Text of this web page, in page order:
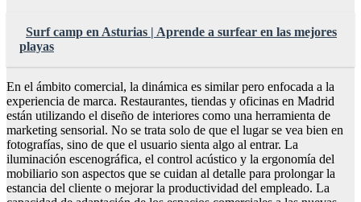
Surf camp en Asturias | Aprende a surfear en las mejores
playas
En el ámbito comercial, la dinámica es similar pero enfocada a la
experiencia de marca. Restaurantes, tiendas y oficinas en Madrid
están utilizando el diseño de interiores como una herramienta de
marketing sensorial. No se trata solo de que el lugar se vea bien en
fotografías, sino de que el usuario sienta algo al entrar. La
iluminación escenográfica, el control acústico y la ergonomía del
mobiliario son aspectos que se cuidan al detalle para prolongar la
estancia del cliente o mejorar la productividad del empleado. La